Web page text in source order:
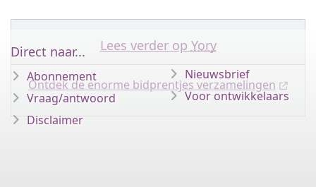
Lees verder op Yory
Ontdek de enorme bidprentjes verzamelingen
Direct naar...
Abonnement
Vraag/antwoord
Disclaimer
Nieuwsbrief
Voor ontwikkelaars